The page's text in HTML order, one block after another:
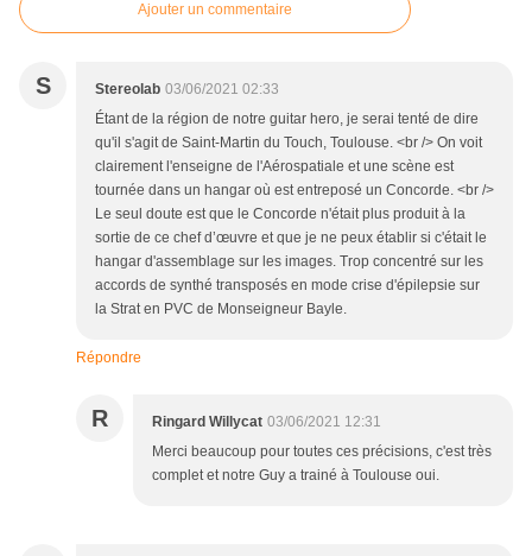
Ajouter un commentaire
S Stereolab 03/06/2021 02:33
Étant de la région de notre guitar hero, je serai tenté de dire
qu'il s'agit de Saint-Martin du Touch, Toulouse. <br /> On voit
clairement l'enseigne de l'Aérospatiale et une scène est
tournée dans un hangar où est entreposé un Concorde. <br />
Le seul doute est que le Concorde n'était plus produit à la
sortie de ce chef d’œuvre et que je ne peux établir si c'était le
hangar d'assemblage sur les images. Trop concentré sur les
accords de synthé transposés en mode crise d'épilepsie sur
la Strat en PVC de Monseigneur Bayle.
Répondre
R Ringard Willycat 03/06/2021 12:31
Merci beaucoup pour toutes ces précisions, c'est très
complet et notre Guy a trainé à Toulouse oui.